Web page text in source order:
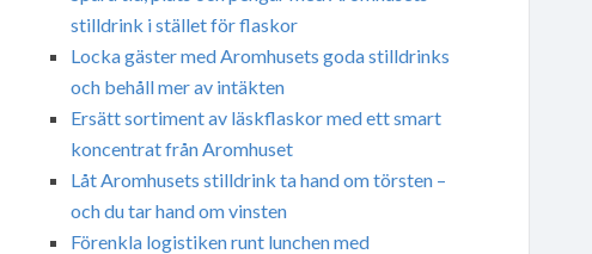
stilldrink i stället för flaskor
Locka gäster med Aromhusets goda stilldrinks
och behåll mer av intäkten
Ersätt sortiment av läskflaskor med ett smart
koncentrat från Aromhuset
Låt Aromhusets stilldrink ta hand om törsten –
och du tar hand om vinsten
Förenkla logistiken runt lunchen med